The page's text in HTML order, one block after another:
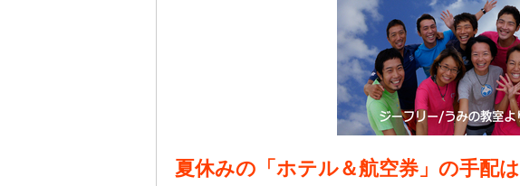
夏休みの「ホテル＆航空券」の手配は